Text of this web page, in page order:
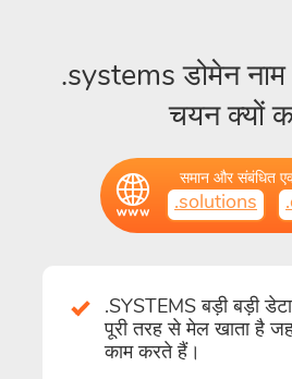
.systems डोमेन
चयन क्यों
समान और संबंधित
.solutions
.SYSTEMS बड़ी बड़ी
पूरी तरह से मेल खाता है
काम करते हैं।